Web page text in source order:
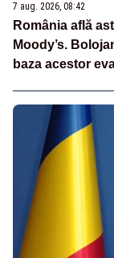
7 aug. 2026, 08:42
România află
Moody’s.
baza acestor